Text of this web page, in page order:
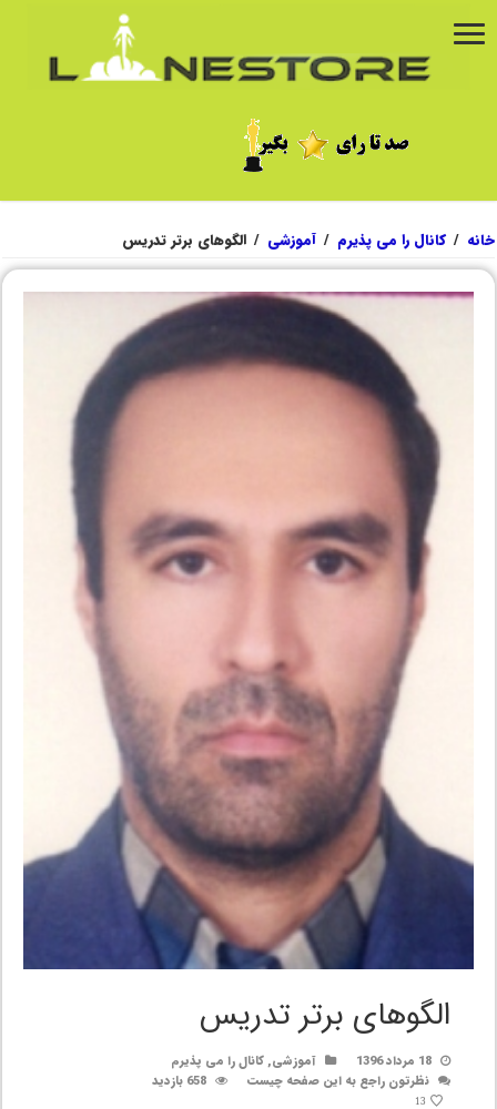
خانه / کانال را می پذیرم / آموزشی / الگوهای برتر تدریس
الگوهای برتر تدریس
18 مرداد 1396 آموزشی,کانال را می پذیرم
نظرتون راجع به این صفحه چیست
658 بازدید
13